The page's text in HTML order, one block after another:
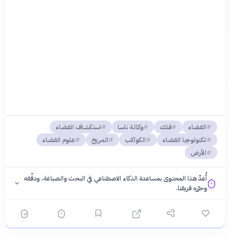
الفضاء فلك وكالة ناسا
استكشاف الفضاء
تكنولوجيا الفضاء
الكواكب المريخ
علوم الفضاء
الأرض
أُعدّ هذا المحتوى بمساعدة الذكاء الاصطناعي في البحث والصياغة، ودقّقه
وحرّره فريقنا.